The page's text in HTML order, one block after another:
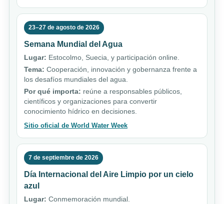
23–27 de agosto de 2026
Semana Mundial del Agua
Lugar: Estocolmo, Suecia, y participación online.
Tema: Cooperación, innovación y gobernanza frente a
los desafíos mundiales del agua.
Por qué importa: reúne a responsables públicos,
científicos y organizaciones para convertir
conocimiento hídrico en decisiones.
Sitio oficial de World Water Week
7 de septiembre de 2026
Día Internacional del Aire Limpio por un cielo
azul
Lugar: Conmemoración mundial.